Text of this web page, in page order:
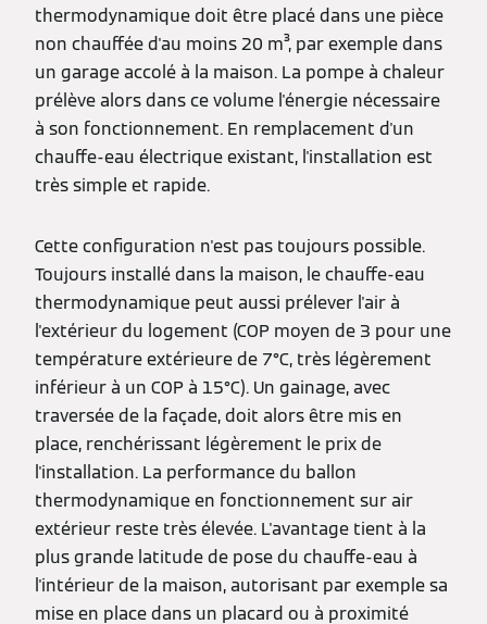
thermodynamique doit être placé dans une pièce
non chauffée d'au moins 20 m³, par exemple dans
un garage accolé à la maison. La pompe à chaleur
prélève alors dans ce volume l'énergie nécessaire
à son fonctionnement. En remplacement d'un
chauffe-eau électrique existant, l'installation est
très simple et rapide.
Cette configuration n'est pas toujours possible.
Toujours installé dans la maison, le chauffe-eau
thermodynamique peut aussi prélever l'air à
l'extérieur du logement (COP moyen de 3 pour une
température extérieure de 7°C, très légèrement
inférieur à un COP à 15°C). Un gainage, avec
traversée de la façade, doit alors être mis en
place, renchérissant légèrement le prix de
l'installation. La performance du ballon
thermodynamique en fonctionnement sur air
extérieur reste très élevée. L'avantage tient à la
plus grande latitude de pose du chauffe-eau à
l'intérieur de la maison, autorisant par exemple sa
mise en place dans un placard ou à proximité